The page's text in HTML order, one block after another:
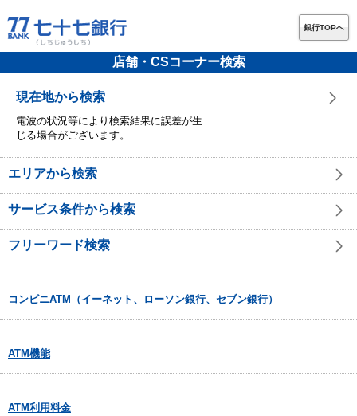
銀行TOPへ
店舗・CSコーナー検索
現在地から検索
電波の状況等により検索結果に誤差が生
じる場合がございます。
エリアから検索
サービス条件から検索
フリーワード検索
コンビニATM（イーネット、ローソン銀行、セブン銀行）
ATM機能
ATM利用料金